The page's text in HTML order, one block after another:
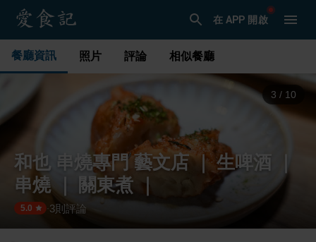
在 APP 開啟
餐廳資訊 照片 評論 相似餐廳
3 / 10
和也 串燒專門 藝文店 ｜ 生啤酒 ｜
串燒 ｜ 關東煮 ｜
5.0 ·3則評論